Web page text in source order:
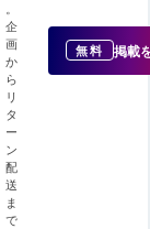
企
画
か
ら
リ
タ
ー
ン
配
送
ま
で
無料 掲載